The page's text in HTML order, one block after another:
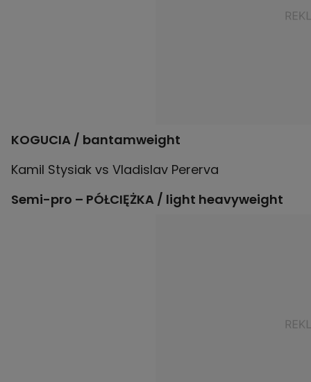
KOGUCIA / bantamweight
Semi-pro – PÓŁCIĘŻKA / light heavyweight